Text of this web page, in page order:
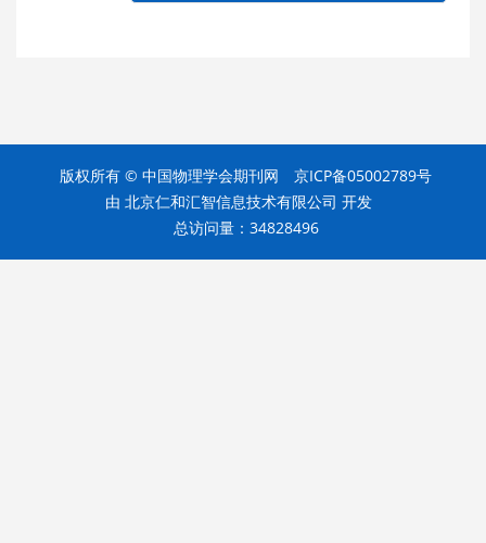
版权所有 © 中国物理学会期刊网 京ICP备05002789号
由 北京仁和汇智信息技术有限公司 开发
总访问量： 34828496